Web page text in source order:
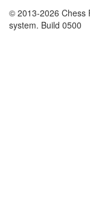
© 2013-2026 Chess
system. Build 0500